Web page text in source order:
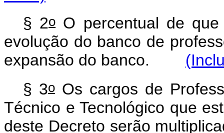
§ 2oO percentual de
evolução do banco de
expansão do banco.
§ 3o Os cargos de
Técnico e Tecnológico que
deste Decreto serão